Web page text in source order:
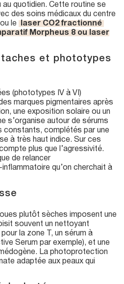
au quotidien. Cette routine se
des soins médicaux du centre
ou le
laser CO2 fractionné
Morpheus 8 ou laser
taches et phototypes
(phototypes IV à VI)
marques pigmentaires après
une exposition solaire ou un
s’organise autour de sérums
constants, complétés par une
à très haut indice. Sur ces
plus que l’agressivité.
de relancer
qu’on cherchait à
plutôt sèches imposent une
souvent un nettoyant
la zone T, un sérum à
Serum par exemple), et une
La photoprotection
adaptée aux peaux qui